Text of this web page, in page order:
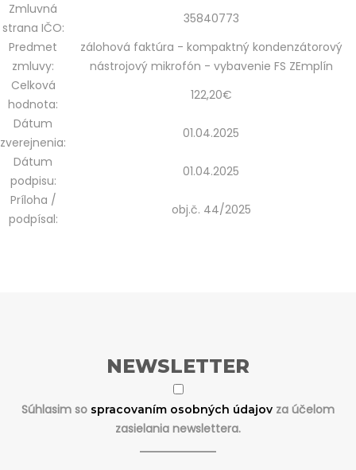
Zmluvná
strana IČO:
35840773
Predmet
zmluvy:
zálohová faktúra - kompaktný kondenzátorový
nástrojový mikrofón - vybavenie FS ZEmplín
Celková
hodnota:
122,20€
Dátum
zverejnenia:
01.04.2025
Dátum
podpisu:
01.04.2025
Príloha /
podpísal:
obj.č. 44/2025
NEWSLETTER
Súhlasim so spracovaním osobných údajov za účelom
zasielania newslettera.